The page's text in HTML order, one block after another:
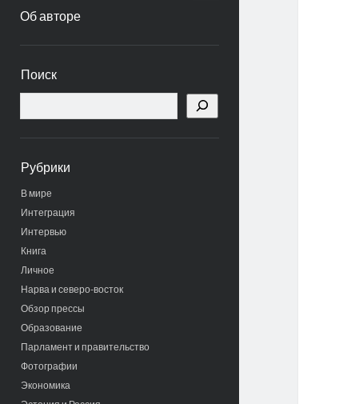
Об авторе
панель
Поиск
Рубрики
В мире
Интеграция
Интервью
Книга
Личное
Нарва и северо-восток
Обзор прессы
Образование
Парламент и правительство
Фотографии
Экономика